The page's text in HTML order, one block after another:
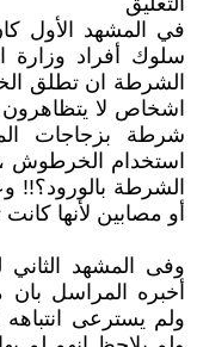
في المشهد الأول
سلوك أفراد وزارة
الشرطة ان تطلق
اشخاص لا
شرطة بزجاجات
استخدام الخرطوش
الشرطة
أو مصابين لأنها
وفى المشهد الثاني
أخبره المراسل
ولم يسترعى